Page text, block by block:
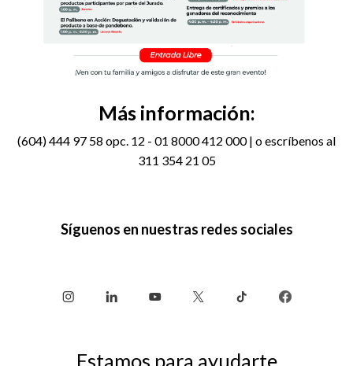
Más información:
(604) 444 97 58 opc. 12 - 01 8000 412 000 | o escríbenos al
311 354 21 05
Síguenos en nuestras redes sociales
Estamos para ayudarte